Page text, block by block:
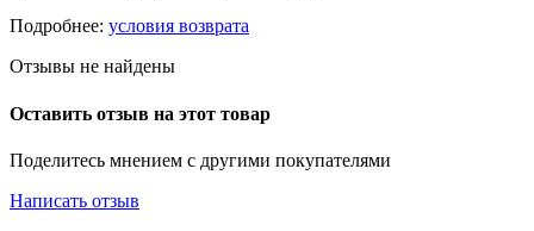
Подробнее: условия возврата
Отзывы не найдены
Оставить отзыв на этот товар
Поделитесь мнением с другими покупателями
Написать отзыв